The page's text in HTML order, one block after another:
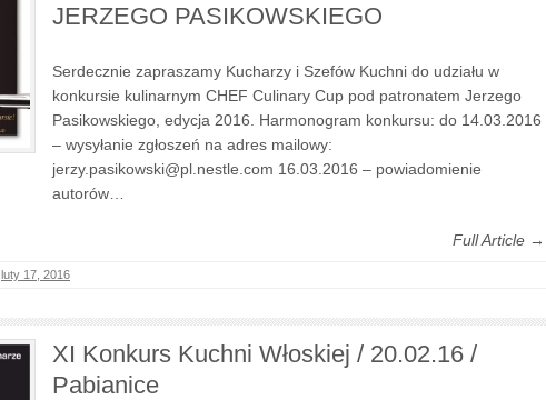
JERZEGO PASIKOWSKIEGO
Serdecznie zapraszamy Kucharzy i Szefów Kuchni do udziału w
konkursie kulinarnym CHEF Culinary Cup pod patronatem Jerzego
Pasikowskiego, edycja 2016. Harmonogram konkursu: do 14.03.2016
– wysyłanie zgłoszeń na adres mailowy:
jerzy.pasikowski@pl.nestle.com 16.03.2016 – powiadomienie
autorów…
Full Article →
luty 17, 2016
XI Konkurs Kuchni Włoskiej / 20.02.16 /
Pabianice